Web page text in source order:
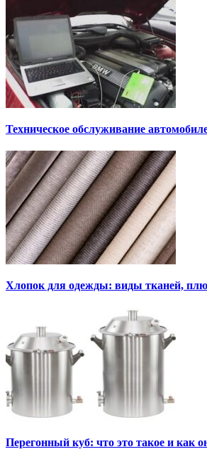
Техническое обслуживание
Хлопок для одежды: виды тканей,
Перегонный куб: что это такое и как